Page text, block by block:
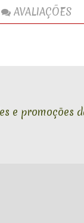
AVALIAÇÕES
e promoções